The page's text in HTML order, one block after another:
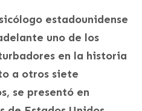
estadounidense
uno de los
en la historia
a otros siete
se presentó en